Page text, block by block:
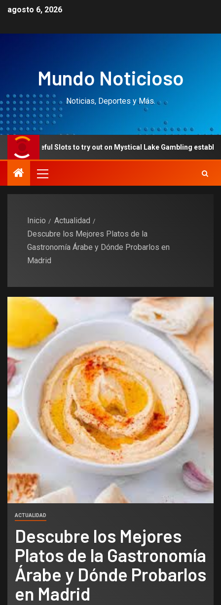
agosto 6, 2026
Mundo Noticioso
Noticias, Deportes y Más.
Slots to try out on Mystical Lake Gambling establishment
Inicio
Actualidad
Descubre los Mejores Platos de la
Gastronomía Árabe y Dónde Probarlos en
Madrid
ACTUALIDAD
Descubre los Mejores
Platos de la Gastronomía
Árabe y Dónde Probarlos
en Madrid